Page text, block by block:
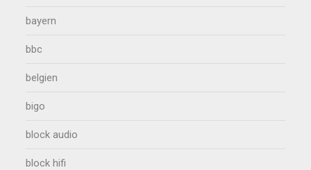
bayern
bbc
belgien
bigo
block audio
block hifi